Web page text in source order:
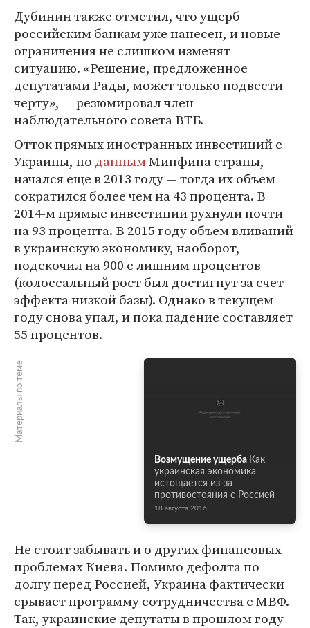
Дубинин также отметил, что ущерб
российским банкам уже нанесен, и новые
ограничения не слишком изменят
ситуацию. «Решение, предложенное
депутатами Рады, может только подвести
черту», — резюмировал член
наблюдательного совета ВТБ.
Отток прямых иностранных инвестиций с
Украины, по даннымМинфина страны,
начался еще в 2013 году — тогда их объем
сократился более чем на 43 процента. В
2014-м прямые инвестиции рухнули почти
на 93 процента. В 2015 году объем вливаний
в украинскую экономику, наоборот,
подскочил на 900 с лишним процентов
(колоссальный рост был достигнут за счет
эффекта низкой базы). Однако в текущем
году снова упал, и пока падение составляет
55 процентов.
Материалы по теме
Возмущение ущерба Как
украинская экономика
истощается из-за
противостояния с Россией
18 августа 2016
Не стоит забывать и о других финансовых
проблемах Киева. Помимо дефолта по
долгу перед Россией, Украина фактически
срывает программу сотрудничества с МВФ.
Так, украинские депутаты в прошлом году